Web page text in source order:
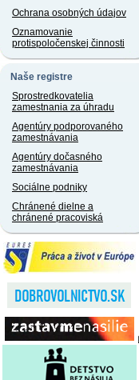
Ochrana osobných údajov
Oznamovanie
protispoločenskej činnosti
Naše registre
Sprostredkovatelia
zamestnania za úhradu
Agentúry podporovaného
zamestnávania
Agentúry dočasného
zamestnávania
Sociálne podniky
Chránené dielne a
chránené pracoviská